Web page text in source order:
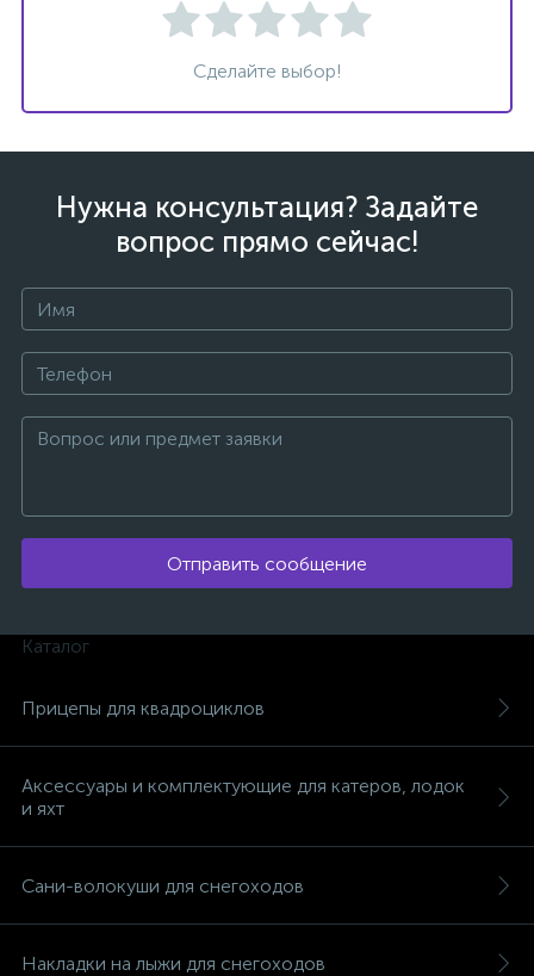
Сделайте выбор!
Нужна консультация? Задайте
вопрос прямо сейчас!
Отправить сообщение
Каталог
Прицепы для квадроциклов
Аксессуары и комплектующие для катеров, лодок
и яхт
Сани-волокуши для снегоходов
Накладки на лыжи для снегоходов